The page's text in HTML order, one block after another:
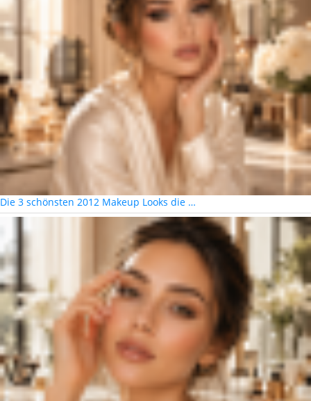
Die 3 schönsten 2012 Makeup Looks die …